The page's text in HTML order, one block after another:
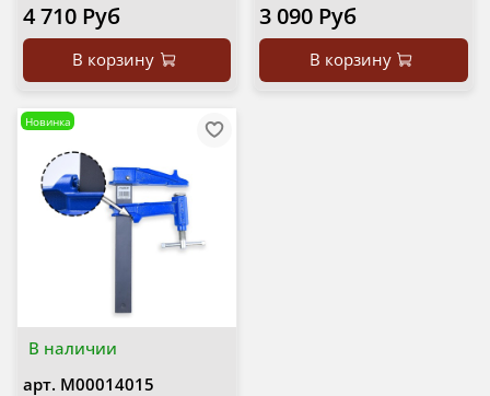
4 710 Руб
В корзину
3 090 Руб
В корзину
В наличии
Новинка
арт. М00014015